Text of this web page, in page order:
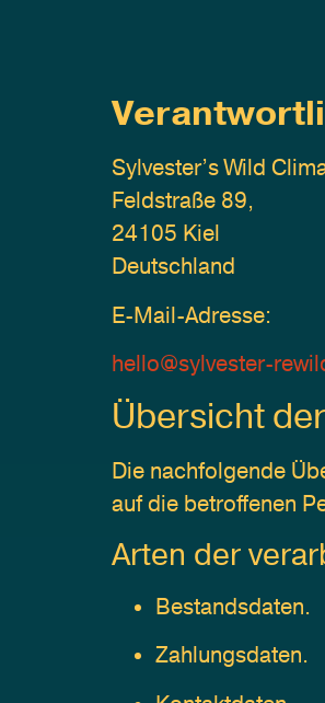
Sylvester’s Wild
Feldstraße 89,
24105 Kiel
Deutschland
E-Mail-Adresse:
hello@sylvester-
Übersicht
Die nachfolgende
auf die betroffenen
Arten der
Bestandsdaten.
Zahlungsdaten.